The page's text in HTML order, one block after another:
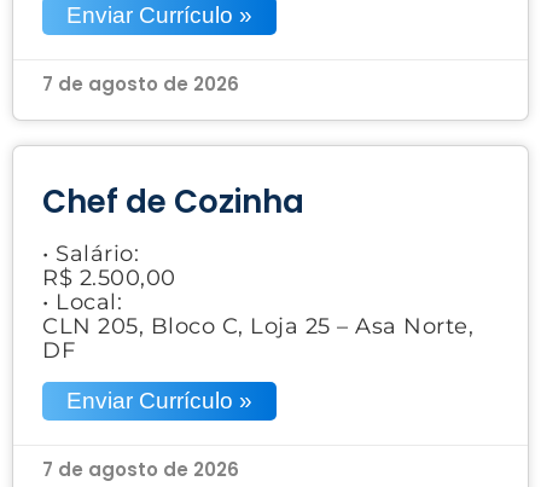
Enviar Currículo »
7 de agosto de 2026
Chef de Cozinha
• Salário:
R$ 2.500,00
• Local:
CLN 205, Bloco C, Loja 25 – Asa Norte,
DF
Enviar Currículo »
7 de agosto de 2026